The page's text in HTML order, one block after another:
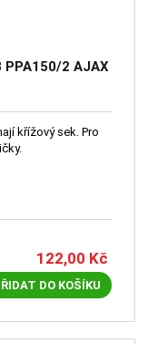
2 AJAX
křížový sek. Pro
122,00 Kč
DO KOŠÍKU